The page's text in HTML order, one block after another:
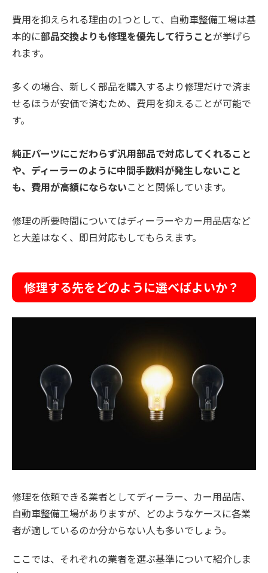
費用を抑えられる理由の1つとして、自動車整備工場は基
本的に部品交換よりも修理を優先して行うことが挙げら
れます。
多くの場合、新しく部品を購入するより修理だけで済ま
せるほうが安価で済むため、費用を抑えることが可能で
す。
純正パーツにこだわらず汎用部品で対応してくれること
や、ディーラーのように中間手数料が発生しないこと
も、費用が高額にならないことと関係しています。
修理の所要時間についてはディーラーやカー用品店など
と大差はなく、即日対応もしてもらえます。
修理する先をどのように選べばよいか？
修理を依頼できる業者としてディーラー、カー用品店、
自動車整備工場がありますが、どのようなケースに各業
者が適しているのか分からない人も多いでしょう。
ここでは、それぞれの業者を選ぶ基準について紹介しま